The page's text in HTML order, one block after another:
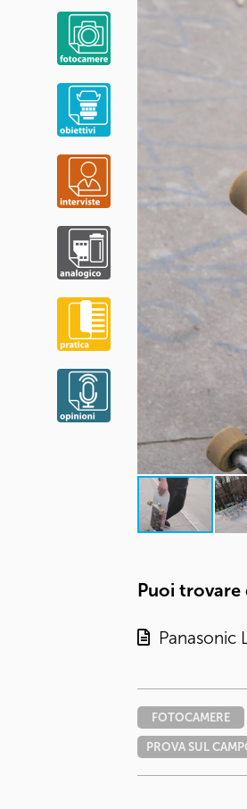
Puoi trovare
Panasonic
FOTOCAMERE
PROVA SUL